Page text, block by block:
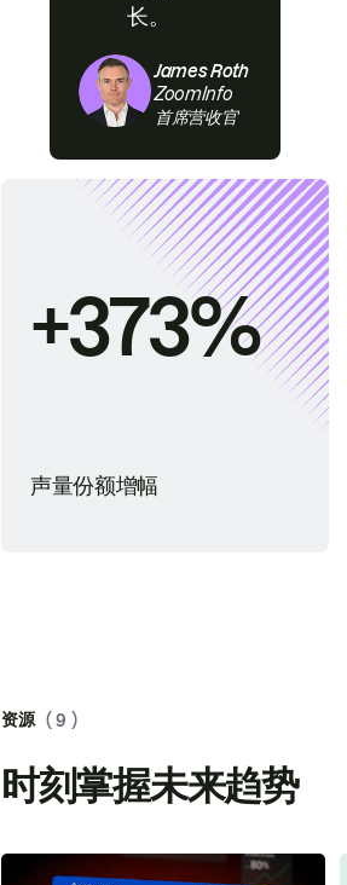
长。
James Roth
ZoomInfo
首席营收官
+373%
声量份额增幅
资源 ( 9 )
时刻掌握未来趋势